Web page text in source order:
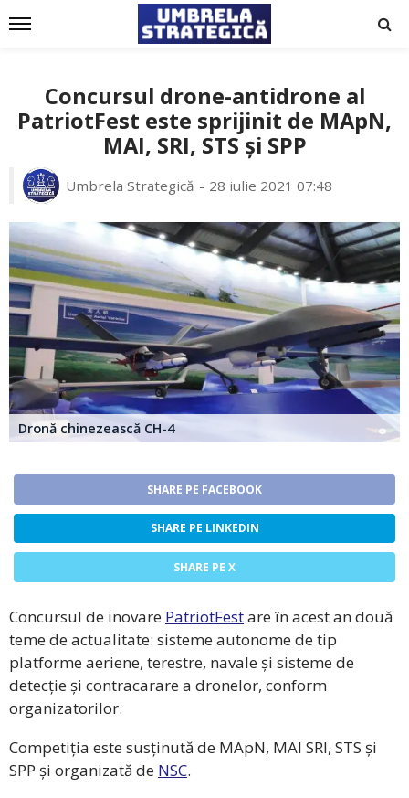
Concursul drone-antidrone al
PatriotFest este sprijinit de MApN,
MAI, SRI, STS și SPP
Umbrela Strategică 28 iulie 2021 07:48
Dronă chinezească CH-4
SHARE PE FACEBOOK
SHARE PE LINKEDIN
SHARE PE X
Concursul de inovare PatriotFestare în acest an două
teme de actualitate: sisteme autonome de tip
platforme aeriene, terestre, navale și sisteme de
detecție și contracarare a dronelor, conform
organizatorilor.
Competiția este susținută de MApN, MAI SRI, STS și
SPP și organizată de NSC.